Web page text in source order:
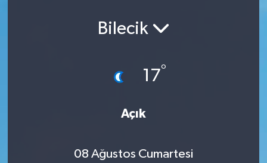
Bilecik
17°
Açık
08 Ağustos Cumartesi